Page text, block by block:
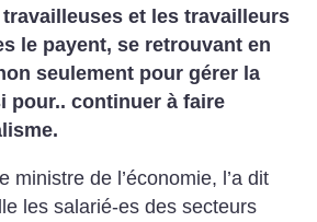
et les travailleurs
le payent, se retrouvant en
seulement pour gérer la
pour.. continuer à faire
ministre de l’économie, l’a dit
les salarié-es des secteurs